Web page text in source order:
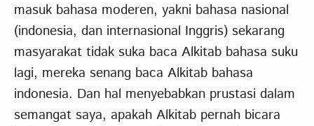
masuk bahasa moderen, yakni bahasa nasional
(indonesia, dan internasional Inggris) sekarang
masyarakat tidak suka baca Alkitab bahasa suku
lagi, mereka senang baca Alkitab bahasa
indonesia. Dan hal menyebabkan prustasi dalam
semangat saya, apakah Alkitab pernah bicara